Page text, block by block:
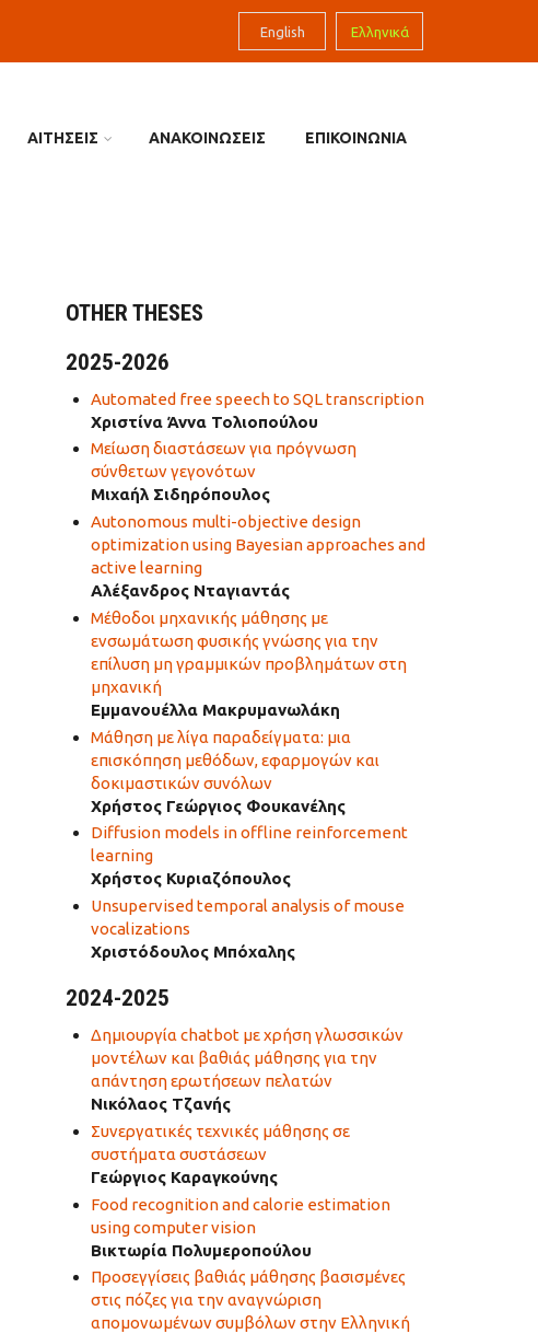
English Ελληνικά
ΑΙΤΗΣΕΙΣ ΑΝΑΚΟΙΝΩΣΕΙΣ ΕΠΙΚΟΙΝΩΝΙΑ
OTHER THESES
2025-2026
Automated free speech to SQL transcription
Χριστίνα Άννα Τολιοπούλου
Μείωση διαστάσεων για πρόγνωση
σύνθετων γεγονότων
Μιχαήλ Σιδηρόπουλος
Autonomous multi-objective design
optimization using Bayesian approaches and
active learning
Αλέξανδρος Νταγιαντάς
Μέθοδοι μηχανικής μάθησης με
ενσωμάτωση φυσικής γνώσης για την
επίλυση μη γραμμικών προβλημάτων στη
μηχανική
Εμμανουέλλα Μακρυμανωλάκη
Μάθηση με λίγα παραδείγματα: μια
επισκόπηση μεθόδων, εφαρμογών και
δοκιμαστικών συνόλων
Χρήστος Γεώργιος Φουκανέλης
Diffusion models in offline reinforcement
learning
Χρήστος Κυριαζόπουλος
Unsupervised temporal analysis of mouse
vocalizations
Χριστόδουλος Μπόχαλης
2024-2025
Δημιουργία chatbot με χρήση γλωσσικών
μοντέλων και βαθιάς μάθησης για την
απάντηση ερωτήσεων πελατών
Νικόλαος Τζανής
Συνεργατικές τεχνικές μάθησης σε
συστήματα συστάσεων
Γεώργιος Καραγκούνης
Food recognition and calorie estimation
using computer vision
Βικτωρία Πολυμεροπούλου
Προσεγγίσεις βαθιάς μάθησης βασισμένες
στις πόζες για την αναγνώριση
απομονωμένων συμβόλων στην Ελληνική